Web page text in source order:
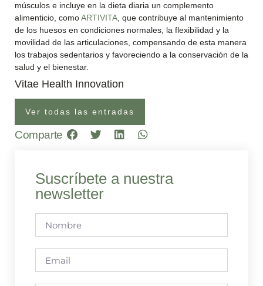
músculos e incluye en la dieta diaria un complemento
alimenticio, comoARTIVITA , que contribuye al mantenimiento
de los huesos en condiciones normales, la flexibilidad y la
movilidad de las articulaciones, compensando de esta manera
los trabajos sedentarios y favoreciendo a la conservación de la
salud y el bienestar.
Vitae Health Innovation
Ver todas las entradas
Comparte
Suscríbete a nuestra
newsletter